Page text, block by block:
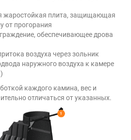
жаростойкая плита, защищающая
от прогорания
обеспечивающее дрова
воздуха через зольник
наружного воздуха к камере
каждого камина, вес и
отличаться от указанных.